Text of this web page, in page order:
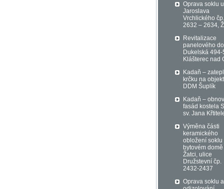
Oprava soklu
Jaroslava
Vrchlického čp.
2632 – 2634,
Revitalizace
panelového
Dukelská 494-
Klášterec nad
Kadaň –
krčku na
DDM Šuplík
Kadaň –
fasád kostela
sv. Jana
Výměna části
keramického
obložení soklu
bytovém domě
Žatci, ulice
Družstevní čp.
2432-2437
Oprava soklu a